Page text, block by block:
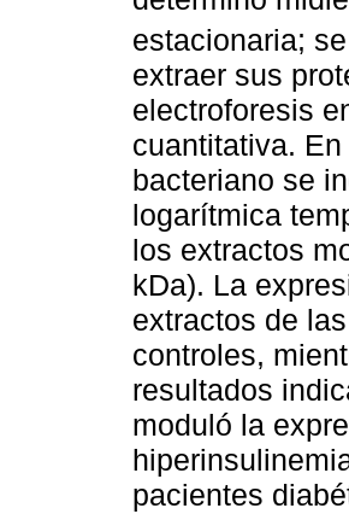
estacionaria;
extraer sus
electroforesis
cuantitativa.
bacteriano se
logarítmica
los extractos
kDa). La
extractos de
controles,
resultados
moduló la
pacientes